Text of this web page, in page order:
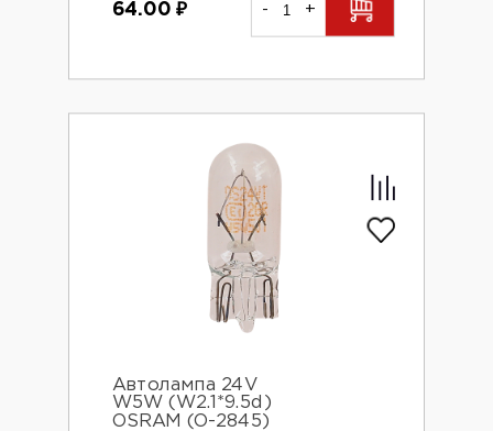
64.00 ₽ - +
Автолампа 24V
W5W (W2.1*9.5d)
OSRAM (O-2845)